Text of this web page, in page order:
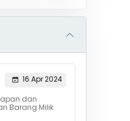
16 Apr 2024
dan
Barang Milik